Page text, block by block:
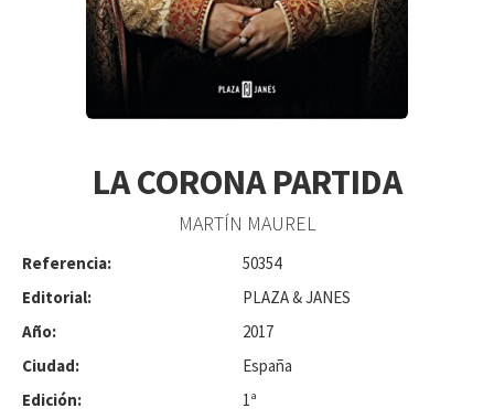
LA CORONA PARTIDA
MARTÍN MAUREL
Referencia:
50354
Editorial:
PLAZA & JANES
Año:
2017
Ciudad:
España
Edición:
1ª